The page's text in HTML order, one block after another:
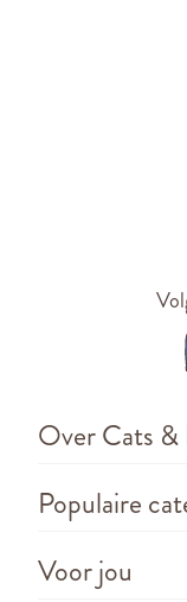
Over Cats &
Populaire
Voor jou